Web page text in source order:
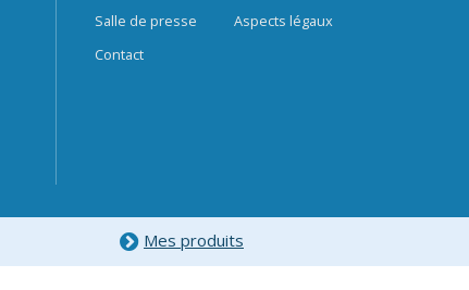
Salle de presse
Contact
Aspects légaux
Mes produits